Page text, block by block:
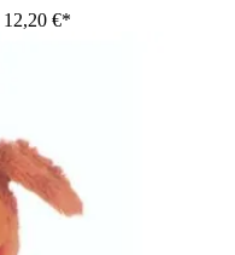
12,20 €*